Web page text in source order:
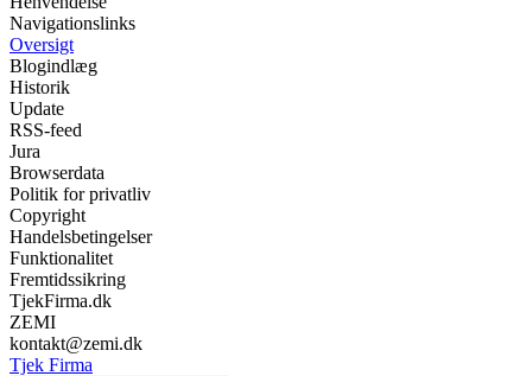
Navigationslinks
Oversigt
Blogindlæg
Historik
Update
RSS-feed
Jura
Browserdata
Politik for privatliv
Copyright
Handelsbetingelser
Funktionalitet
Fremtidssikring
TjekFirma.dk
ZEMI
kontakt@zemi.dk
Tjek Firma